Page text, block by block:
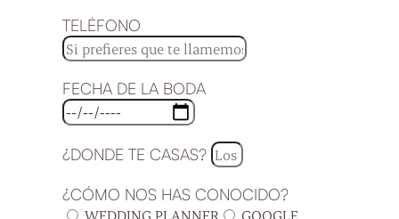
TELÉFONO
FECHA DE LA BODA
¿DONDE TE CASAS?
¿CÓMO NOS HAS CONOCIDO?
WEDDING PLANNER
GOOGLE